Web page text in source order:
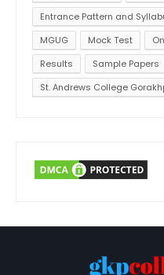
Entrance Pattern and
MGUG
Mock Test
Results
Sample Papers
St. Andrews College